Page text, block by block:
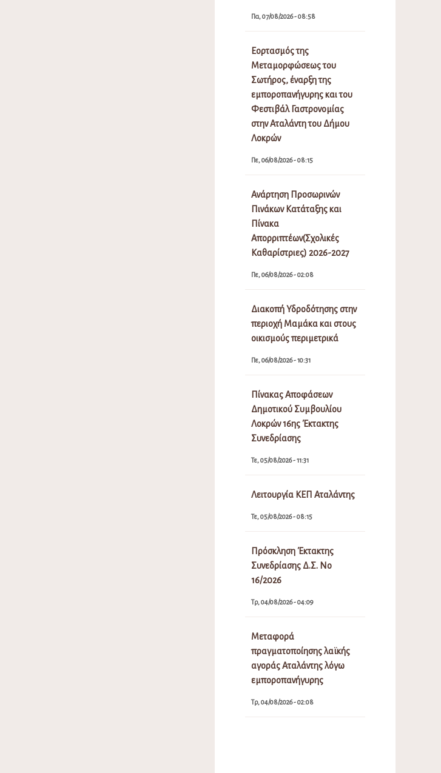
Πα, 07/08/2026 - 08:58
Εορτασμός της
Μεταμορφώσεως του
Σωτήρος, έναρξη της
εμποροπανήγυρης και του
Φεστιβάλ Γαστρονομίας
στην Αταλάντη του Δήμου
Λοκρών
Πε, 06/08/2026 - 08:15
Ανάρτηση Προσωρινών
Πινάκων Κατάταξης και
Πίνακα
Απορριπτέων(Σχολικές
Καθαρίστριες) 2026-2027
Πε, 06/08/2026 - 02:08
Διακοπή Υδροδότησης στην
περιοχή Μαμάκα και στους
οικισμούς περιμετρικά
Πε, 06/08/2026 - 10:31
Πίνακας Αποφάσεων
Δημοτικού Συμβουλίου
Λοκρών 16ης Έκτακτης
Συνεδρίασης
Τε, 05/08/2026 - 11:31
Λειτουργία ΚΕΠ Αταλάντης
Τε, 05/08/2026 - 08:15
Πρόσκληση Έκτακτης
Συνεδρίασης Δ.Σ. Νο
16/2026
Τρ, 04/08/2026 - 04:09
Μεταφορά
πραγματοποίησης λαϊκής
αγοράς Αταλάντης λόγω
εμποροπανήγυρης
Τρ, 04/08/2026 - 02:08